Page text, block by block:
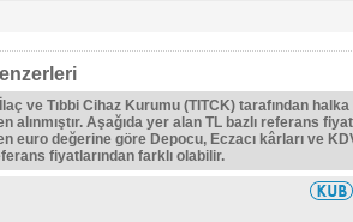
ve Tıbbi Cihaz Kurumu (TITCK) tarafından halka
Aşağıda yer alan TL bazlı referans
euro değerine göre Depocu, Eczacı kârları ve
fiyatlarından farklı olabilir.